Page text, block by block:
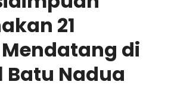
21
di
Batu Nadua